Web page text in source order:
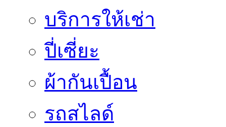
บริการให้เช่า
ปี่เซี่ยะ
ผ้ากันเปื้อน
รถสไลด์